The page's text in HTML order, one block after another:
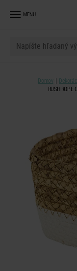
MENU
Domov
RUSH